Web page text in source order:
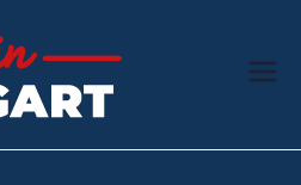
Stuttg